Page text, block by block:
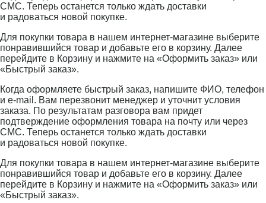
СМС. Теперь останется только ждать доставки
и радоваться новой покупке.
Для покупки товара в нашем интернет-магазине выберите
понравившийся товар и добавьте его в корзину. Далее
перейдите в Корзину и нажмите на «Оформить заказ» или
«Быстрый заказ».
Когда оформляете быстрый заказ, напишите ФИО, телефон
и e-mail. Вам перезвонит менеджер и уточнит условия
заказа. По результатам разговора вам придет
подтверждение оформления товара на почту или через
СМС. Теперь останется только ждать доставки
и радоваться новой покупке.
Для покупки товара в нашем интернет-магазине выберите
понравившийся товар и добавьте его в корзину. Далее
перейдите в Корзину и нажмите на «Оформить заказ» или
«Быстрый заказ».